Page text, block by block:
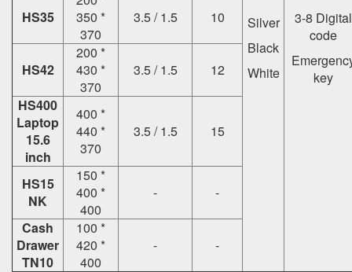
Silver
Black
White
3-8 Digital
code
key
HS35
350 *
370
3.5 / 1.5 10
HS42
200 *
430 *
370
3.5 / 1.5
12
HS400
Laptop
15.6
inch
400 *
440 *
370
3.5 / 1.5 15
HS15
NK
150 *
400 *
400
-
-
Cash
Drawer
TN10
100 *
420 *
400
- -